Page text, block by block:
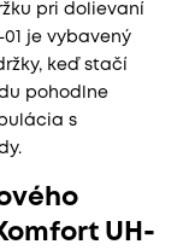
pri dolievaní
je vybavený
keď stačí
pohodlne
s
UH-